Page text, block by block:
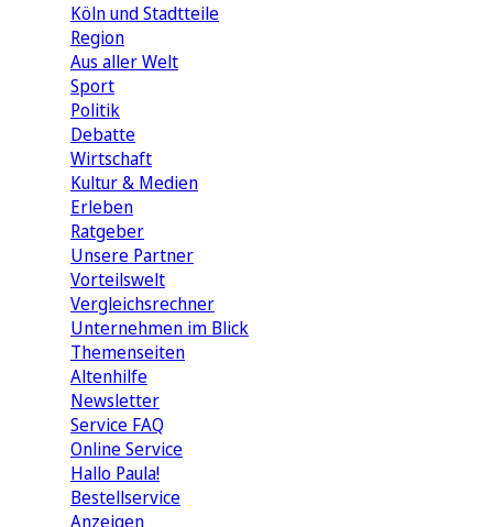
Köln und Stadtteile
Region
Aus aller Welt
Sport
Politik
Debatte
Wirtschaft
Kultur & Medien
Erleben
Ratgeber
Unsere Partner
Vorteilswelt
Vergleichsrechner
Unternehmen im Blick
Themenseiten
Altenhilfe
Newsletter
Service FAQ
Online Service
Hallo Paula!
Bestellservice
Anzeigen